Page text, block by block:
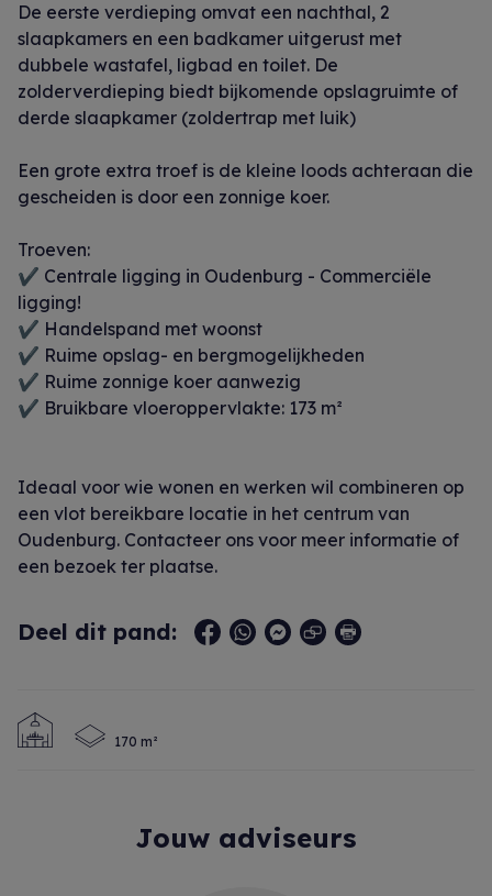
De eerste verdieping omvat een nachthal, 2
slaapkamers en een badkamer uitgerust met
dubbele wastafel, ligbad en toilet. De
zolderverdieping biedt bijkomende opslagruimte of
derde slaapkamer (zoldertrap met luik)
Een grote extra troef is de kleine loods achteraan die
gescheiden is door een zonnige koer.
Troeven:
✔ Centrale ligging in Oudenburg - Commerciële
ligging!
✔ Handelspand met woonst
✔ Ruime opslag- en bergmogelijkheden
✔ Ruime zonnige koer aanwezig
✔ Bruikbare vloeroppervlakte: 173 m²
Ideaal voor wie wonen en werken wil combineren op
een vlot bereikbare locatie in het centrum van
Oudenburg. Contacteer ons voor meer informatie of
een bezoek ter plaatse.
Deel dit pand:
170 m²
Jouw adviseurs